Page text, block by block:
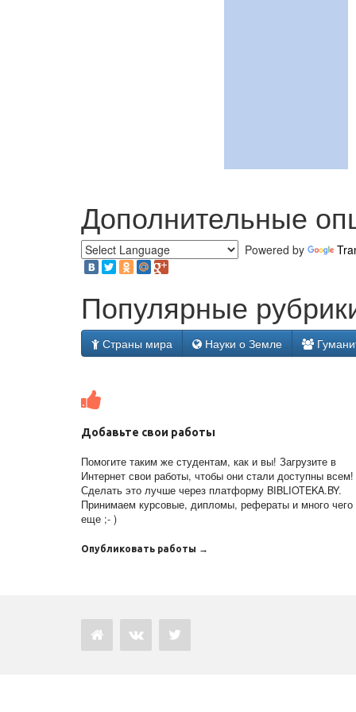
Дополнительные
Powered by
Популярные
Страны мира Науки о Земле
Добавьте свои работы
Помогите таким же студентам, как и вы! Загрузите в
Интернет свои работы, чтобы они стали доступны всем!
Сделать это лучше через платформу BIBLIOTEKA.BY.
Принимаем курсовые, дипломы, рефераты и много чего
еще ;- )
Опубликовать работы →